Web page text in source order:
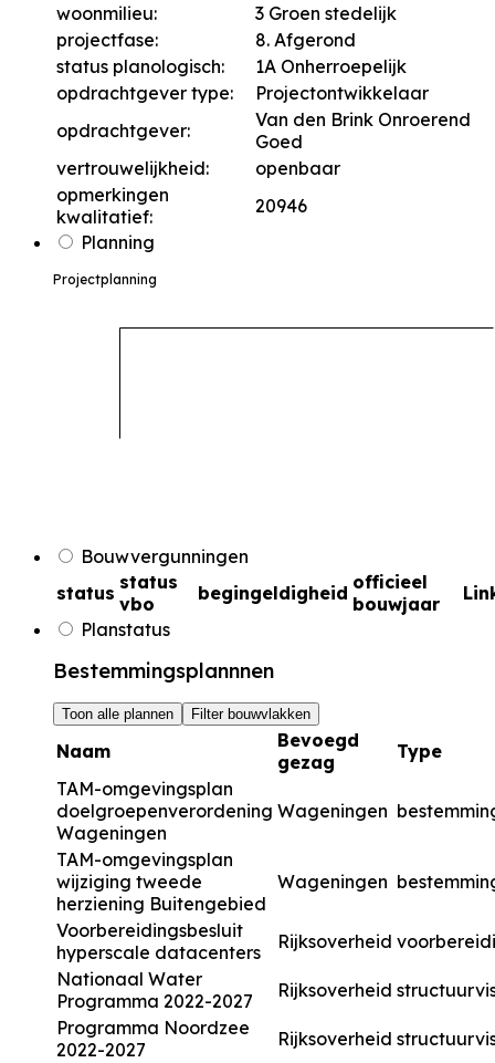
woonmilieu:
3 Groen stedelijk
projectfase:
8. Afgerond
status planologisch:
1A Onherroepelijk
opdrachtgever type:
Projectontwikkelaar
opdrachtgever:
Van den Brink Onroerend
Goed
vertrouwelijkheid:
openbaar
opmerkingen
kwalitatief:
20946
Planning
Projectplanning
Bouwvergunningen
status status
vbo
begingeldigheid officieel
bouwjaar
Planstatus
Bestemmingsplannnen
Toon alle plannen Filter bouwvlakken
Naam
Bevoegd
gezag
Type
TAM-omgevingsplan
doelgroepenverordening
Wageningen
Wageningen
TAM-omgevingsplan
wijziging tweede
herziening Buitengebied
Wageningen
Voorbereidingsbesluit
hyperscale datacenters
Rijksoverheid
Nationaal Water
Programma 2022-2027
Rijksoverheid
Programma Noordzee
2022-2027
Rijksoverheid